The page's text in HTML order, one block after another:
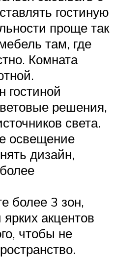
гостиную
проще так
там, где
Комната
решения,
света.
освещение
дизайн,
более 3 зон,
акцентов
чтобы не